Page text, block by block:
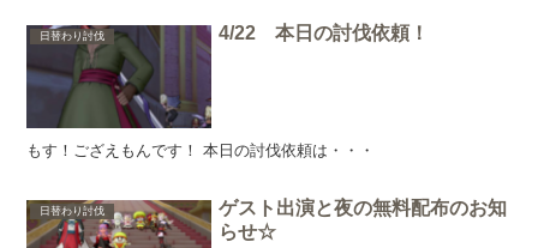
日替わり討伐 4/22 本日の討伐依頼！
もす！ござえもんです！ 本日の討伐依頼は・・・
日替わり討伐
ゲスト出演と夜の無料配布のお知
らせ☆